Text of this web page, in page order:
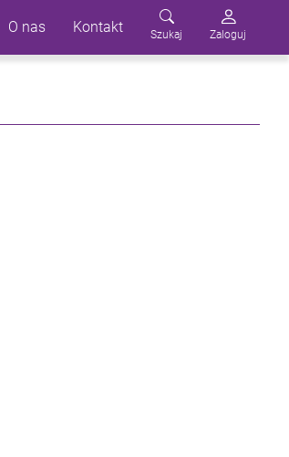
O nas Kontakt Szukaj Zaloguj